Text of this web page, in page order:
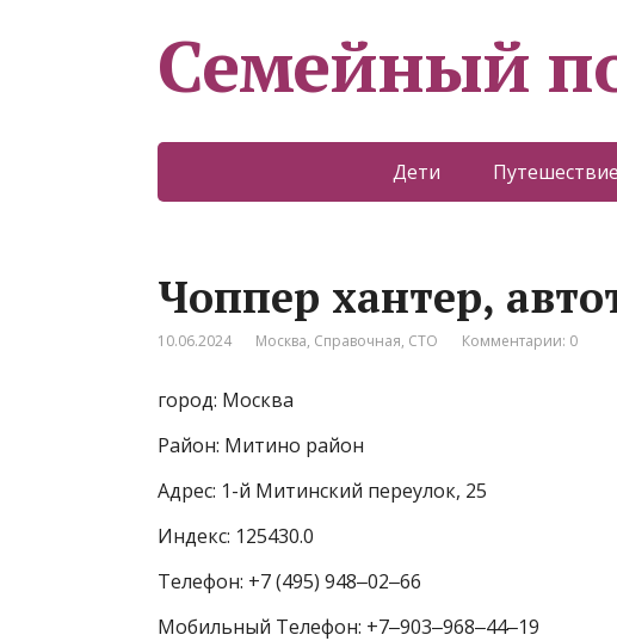
Семейный
Дети Путешествие
Чоппер хантер,
10.06.2024 Москва, Справочная, СТО Комментарии: 0
город: Москва
Район: Митино район
Адрес: 1-й Митинский переулок, 25
Индекс: 125430.0
Телефон: +7 (495) 948‒02‒66
Мобильный Телефон: +7‒903‒968‒44‒19